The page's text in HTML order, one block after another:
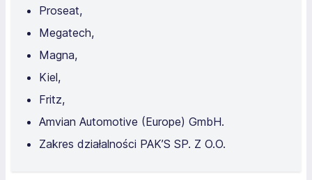
Proseat,
Megatech,
Magna,
Kiel,
Fritz,
Amvian Automotive (Europe) GmbH.
Zakres działalności PAK’S SP. Z O.O.